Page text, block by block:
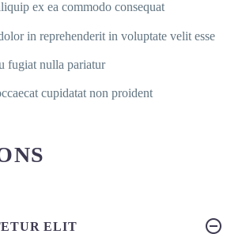
ex ea commodo consequat
in reprehenderit in voluptate velit esse
fugiat nulla pariatur
cupidatat non proident
ELIT